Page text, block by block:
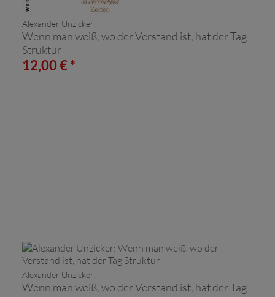
Alexander Unzicker:
Wenn man weiß, wo der Verstand ist, hat der Tag
Struktur
12,00 € *
Alexander Unzicker:
Wenn man weiß, wo der Verstand ist, hat der Tag